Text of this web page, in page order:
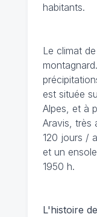
habitants.
Le climat
est située
Alpes, et à
Aravis, très
120 jours /
et un
1950 h.
L'histoire